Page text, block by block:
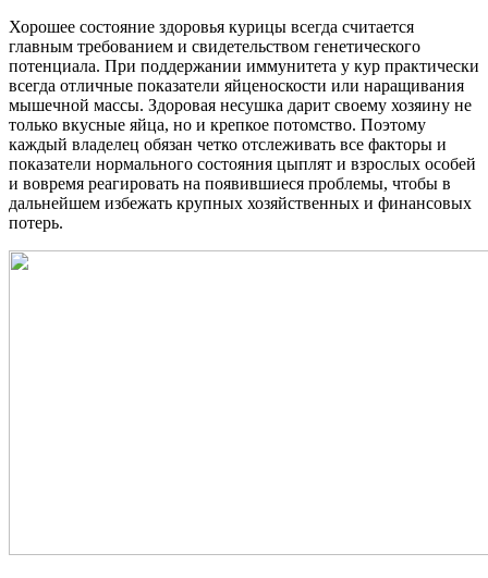
Хорошее состояние здоровья курицы всегда считается
главным требованием и свидетельством генетического
потенциала. При поддержании иммунитета у кур практически
всегда отличные показатели яйценоскости или наращивания
мышечной массы. Здоровая несушка дарит своему хозяину не
только вкусные яйца, но и крепкое потомство. Поэтому
каждый владелец обязан четко отслеживать все факторы и
показатели нормального состояния цыплят и взрослых особей
и вовремя реагировать на появившиеся проблемы, чтобы в
дальнейшем избежать крупных хозяйственных и финансовых
потерь.